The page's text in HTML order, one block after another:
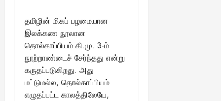
தமிழின் மிகப் பழமையான
இலக்கண நூலான
தொல்காப்பியம் கி.மு. 3-ம்
நூற்றாண்டைச் சேர்ந்தது என்று
கருதப்படுகிறது. அது
மட்டுமல்ல, தொல்காப்பியம்
எழுதப்பட்ட காலத்திலேயே,